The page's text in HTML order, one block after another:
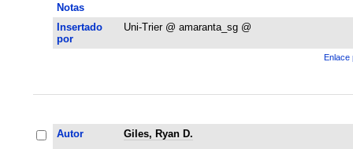
Notas
Insertado
por
Uni-Trier @ amaranta_sg @
Enlace
Autor
Giles, Ryan D.